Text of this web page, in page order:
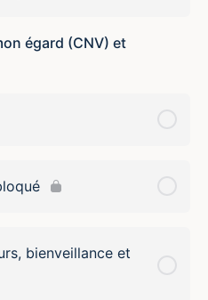
égard (CNV) et
bienveillance et